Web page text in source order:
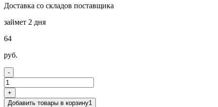
Доставка со складов поставщика
займет 2 дня
64
руб.
-
+
Добавить товары в корзину1